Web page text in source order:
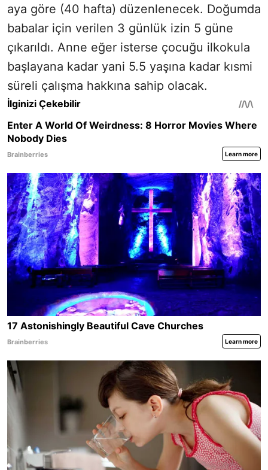
aya göre (40 hafta) düzenlenecek. Doğumda
babalar için verilen 3 günlük izin 5 güne
çıkarıldı. Anne eğer isterse çocuğu ilkokula
başlayana kadar yani 5.5 yaşına kadar kısmi
süreli çalışma hakkına sahip olacak.